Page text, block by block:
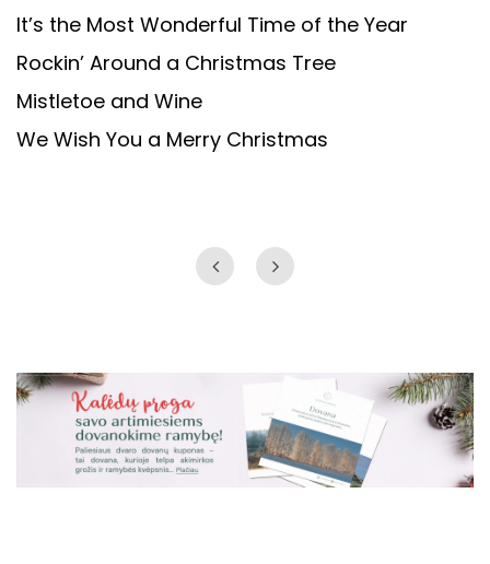
It’s the Most Wonderful Time of the Year
Rockin’ Around a Christmas Tree
Mistletoe and Wine
We Wish You a Merry Christmas